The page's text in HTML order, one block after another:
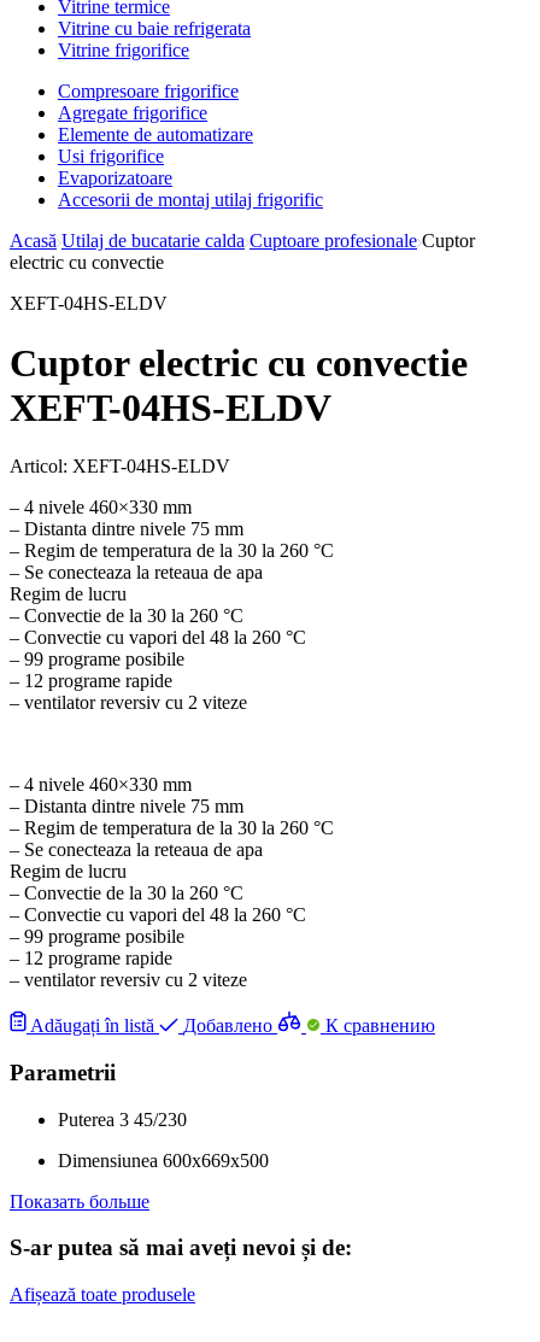
Vitrine termice
Vitrine cu baie refrigerata
Vitrine frigorifice
Compresoare frigorifice
Agregate frigorifice
Elemente de automatizare
Usi frigorifice
Evaporizatoare
Accesorii de montaj utilaj frigorific
Acasă Utilaj de bucatarie calda Cuptoare profesionale Cuptor
electric cu convectie
XEFT-04HS-ELDV
Cuptor electric cu convectie
XEFT-04HS-ELDV
Articol: XEFT-04HS-ELDV
– 4 nivele 460×330 mm
– Distanta dintre nivele 75 mm
– Regim de temperatura de la 30 la 260 °C
– Se conecteaza la reteaua de apa
Regim de lucru
– Convectie de la 30 la 260 °C
– Convectie cu vapori del 48 la 260 °C
– 99 programe posibile
– 12 programe rapide
– ventilator reversiv cu 2 viteze
– 4 nivele 460×330 mm
– Distanta dintre nivele 75 mm
– Regim de temperatura de la 30 la 260 °C
– Se conecteaza la reteaua de apa
Regim de lucru
– Convectie de la 30 la 260 °C
– Convectie cu vapori del 48 la 260 °C
– 99 programe posibile
– 12 programe rapide
– ventilator reversiv cu 2 viteze
Adăugați în listă Добавлено К сравнению
Parametrii
Puterea 3 45/230
Dimensiunea 600x669x500
Показать больше
S-ar putea să mai aveți nevoi și de:
Afișează toate produsele